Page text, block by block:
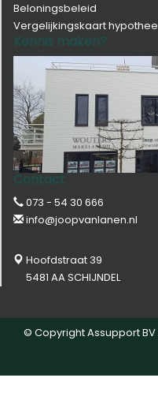
Beloningsbeleid
Vergelijkingskaart
Kennis maken?
Contact
073 - 54 30 666
info@joopvanlanen.nl
Hoofdstraat 39
5481 AA SCHIJNDEL
© CopyrightAssupport BV